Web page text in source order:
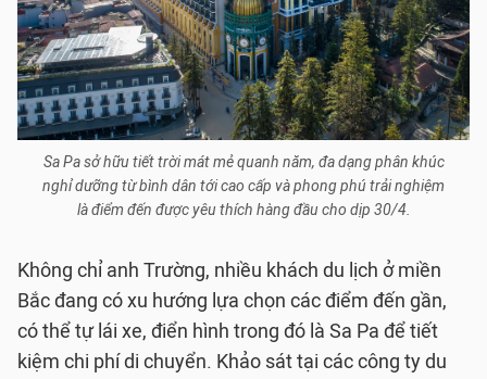
Sa Pa sở hữu tiết trời mát mẻ quanh năm, đa dạng phân khúc
nghỉ dưỡng từ bình dân tới cao cấp và phong phú trải nghiệm
là điểm đến được yêu thích hàng đầu cho dịp 30/4.
Không chỉ anh Trường, nhiều khách du lịch ở miền
Bắc đang có xu hướng lựa chọn các điểm đến gần,
có thể tự lái xe, điển hình trong đó là Sa Pa để tiết
kiệm chi phí di chuyển. Khảo sát tại các công ty du